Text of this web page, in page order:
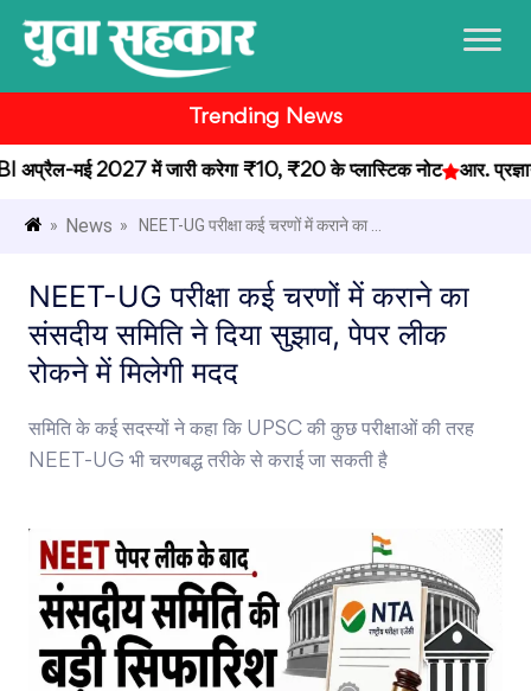
Trending News
मई 2027 में जारी करेगा ₹10, ₹20 के प्लास्टिक नोट आर.
» News » NEET-UG परीक्षा कई चरणों में कराने का ...
NEET-UG परीक्षा कई चरणों में कराने का
संसदीय समिति ने दिया सुझाव, पेपर लीक
रोकने में मिलेगी मदद
समिति के कई सदस्यों ने कहा कि UPSC की कुछ परीक्षाओं की तरह
NEET-UG भी चरणबद्ध तरीके से कराई जा सकती है